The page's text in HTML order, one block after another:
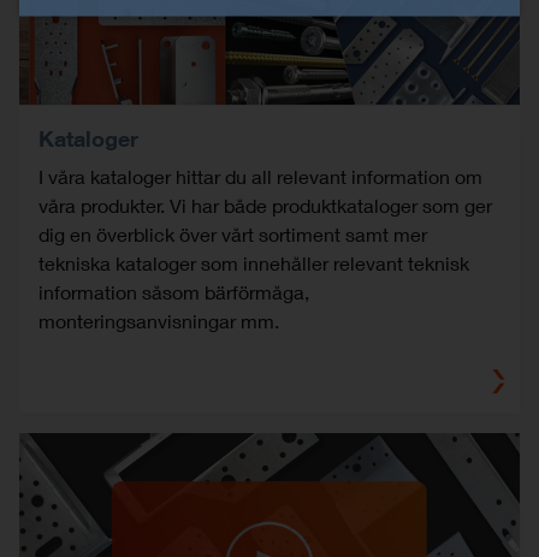
Kataloger
I våra kataloger hittar du all relevant information om
våra produkter. Vi har både produktkataloger som ger
dig en överblick över vårt sortiment samt mer
tekniska kataloger som innehåller relevant teknisk
information såsom bärförmåga,
monteringsanvisningar mm.